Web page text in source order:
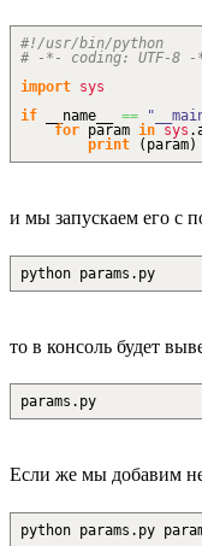
#!/usr/bin/python
# -*- coding: UTF-8 -
import sys
if __name__ ==
for param in sys .
print
( param)
и мы запускаем его с
python params.py
то в консоль будет
params.py
Если же мы добавим
python params.py